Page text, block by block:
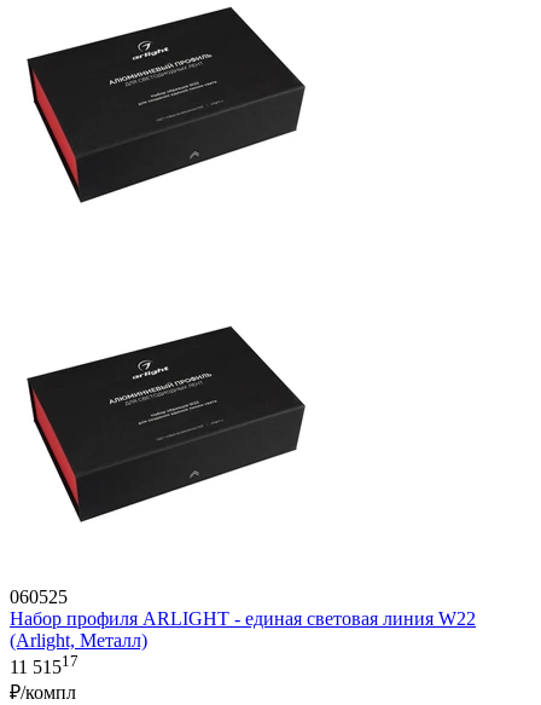
060525
Набор профиля ARLIGHT - единая световая линия W22
(Arlight, Металл)
11 51517
₽/компл